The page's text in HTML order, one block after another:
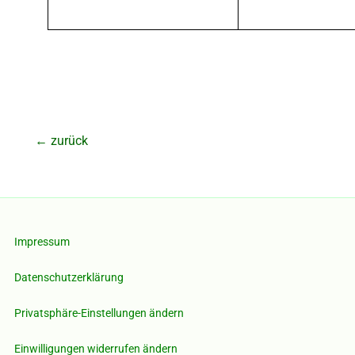
← zurück
Impressum
Datenschutzerklärung
Privatsphäre-Einstellungen ändern
Einwilligungen widerrufen ändern